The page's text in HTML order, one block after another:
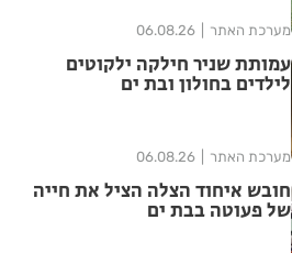
מערכת האתר 06.08.26
עמותת שניר חילקה ילקוטים
לילדים בחולון ובת ים
מערכת האתר 06.08.26
חובש איחוד הצלה הציל את חייה
של פעוטה בבת ים